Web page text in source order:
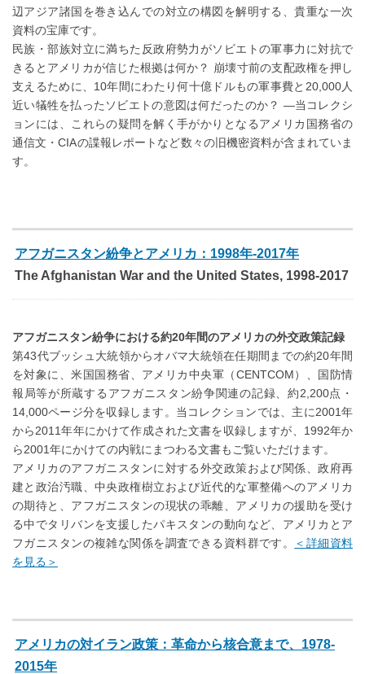
辺アジア諸国を巻き込んでの対立の構図を解明する、貴重な一次
資料の宝庫です。
民族・部族対立に満ちた反政府勢力がソビエトの軍事力に対抗で
きるとアメリカが信じた根拠は何か？ 崩壊寸前の支配政権を押し
支えるために、10年間にわたり何十億ドルもの軍事費と20,000人
近い犠牲を払ったソビエトの意図は何だったのか？ —当コレクシ
ョンには、これらの疑問を解く手がかりとなるアメリカ国務省の
通信文・CIAの諜報レポートなど数々の旧機密資料が含まれていま
す。
アフガニスタン紛争とアメリカ：1998年-2017年
The Afghanistan War and the United States, 1998-2017
アフガニスタン紛争における約20年間のアメリカの外交政策記録
第43代ブッシュ大統領からオバマ大統領在任期間までの約20年間
を対象に、米国国務省、アメリカ中央軍（CENTCOM）、国防情
報局等が所蔵するアフガニスタン紛争関連の記録、約2,200点・
14,000ページ分を収録します。当コレクションでは、主に2001年
から2011年年にかけて作成された文書を収録しますが、1992年か
ら2001年にかけての内戦にまつわる文書もご覧いただけます。
アメリカのアフガニスタンに対する外交政策および関係、政府再
建と政治汚職、中央政権樹立および近代的な軍整備へのアメリカ
の期待と、アフガニスタンの現状の乖離、アメリカの援助を受け
る中でタリバンを支援したパキスタンの動向など、アメリカとア
フガニスタンの複雑な関係を調査できる資料群です。
＜詳細資料
を見る＞
アメリカの対イラン政策：革命から核合意まで、1978-
2015年